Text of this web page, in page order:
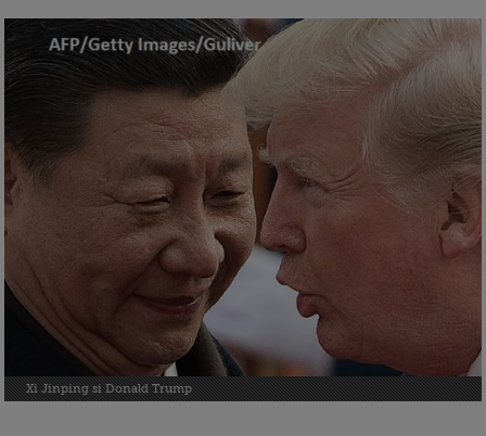
Xi Jinping si Donald Trump